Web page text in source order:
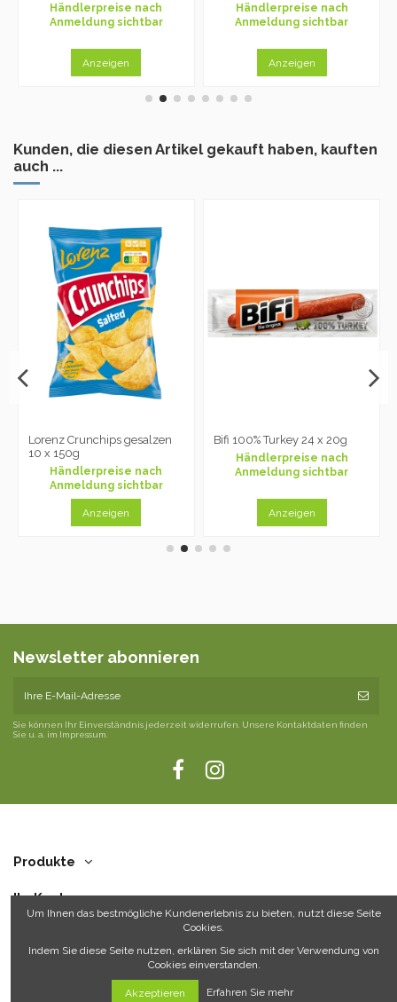
Händlerpreise nach
Anmeldung sichtbar
Anzeigen
Händlerpreise nach
Anmeldung sichtbar
Anzeigen
Kunden, die diesen Artikel gekauft haben, kauften
auch ...
Lorenz Crunchips gesalzen
10 x 150g
Händlerpreise nach
Anmeldung sichtbar
Anzeigen
Bifi 100% Turkey 24 x 20g
Händlerpreise nach
Anmeldung sichtbar
Anzeigen
Newsletter abonnieren
Sie können Ihr Einverständnis jederzeit widerrufen. Unsere Kontaktdaten finden
Sie u. a. im Impressum.
Produkte
Ihr Konto
Um Ihnen das bestmögliche Kundenerlebnis zu bieten, nutzt diese Seite
Cookies.
Indem Sie diese Seite nutzen, erklären Sie sich mit der Verwendung von
Cookies einverstanden.
Akzeptieren Erfahren Sie mehr